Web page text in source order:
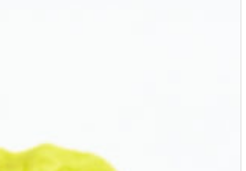
hervorheben